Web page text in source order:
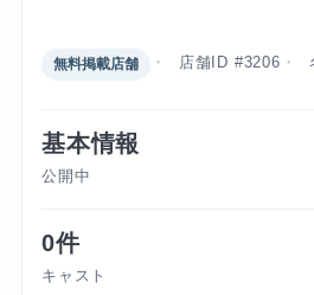
無料掲載店舗 店舗ID #3206
基本情報
公開中
0件
キャスト